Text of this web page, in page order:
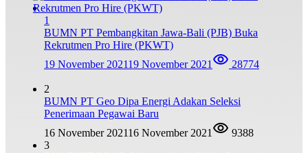
1
BUMN PT Pembangkitan Jawa-Bali (PJB) Buka
Rekrutmen Pro Hire (PKWT)
19 November 202119 November 2021 28774
2
BUMN PT Geo Dipa Energi Adakan Seleksi
Penerimaan Pegawai Baru
16 November 202116 November 2021
9388
3